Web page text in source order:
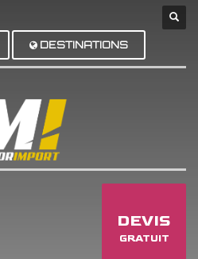
DESTINATIONS
DEVIS
GRATUIT